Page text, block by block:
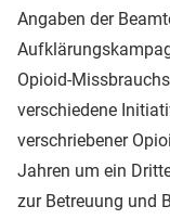
Angaben der
Opioid-
verschiedene
verschriebener
Jahren um ein
zur Betreuung und